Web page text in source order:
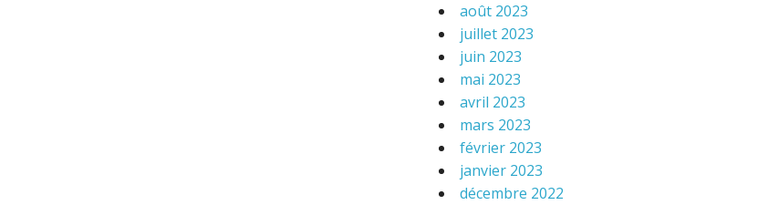
août 2023
juillet 2023
juin 2023
mai 2023
avril 2023
mars 2023
février 2023
janvier 2023
décembre 2022